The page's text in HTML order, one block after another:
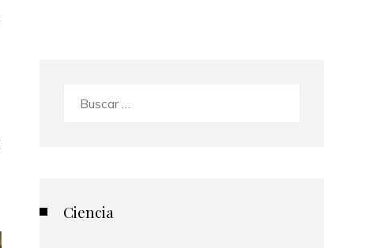
Ciencia